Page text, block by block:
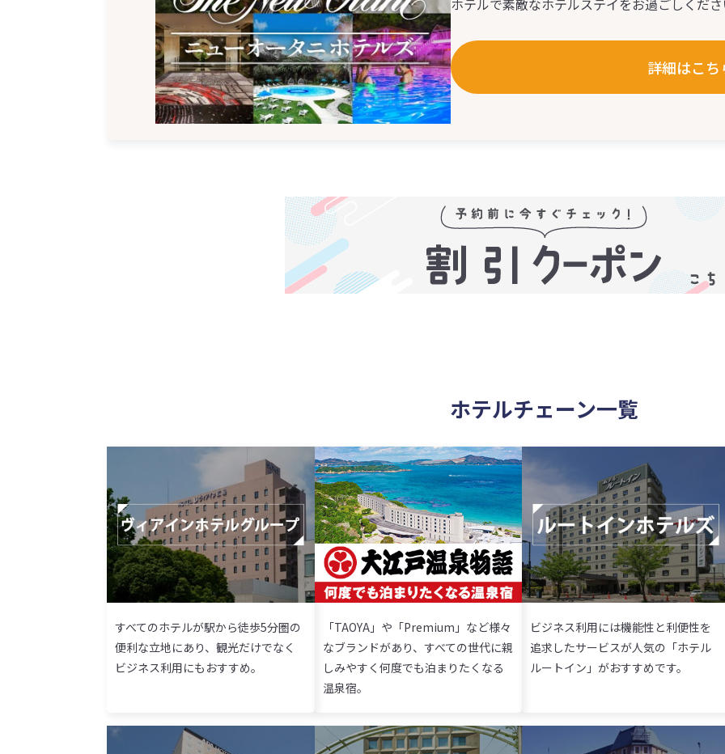
ホテルで素敵なホテルステイをお過ごしくだ
詳細はこち
ホテルチェーン一覧
すべてのホテルが駅から徒歩5分圏の
便利な立地にあり、観光だけでなく
ビジネス利用にもおすすめ。
「TAOYA」や「Premium」など様々
なブランドがあり、すべての世代に親
しみやすく何度でも泊まりたくなる
温泉宿。
ビジネス利用には機能性と利便性を
追求したサービスが人気の「ホテル
ルートイン」がおすすめです。